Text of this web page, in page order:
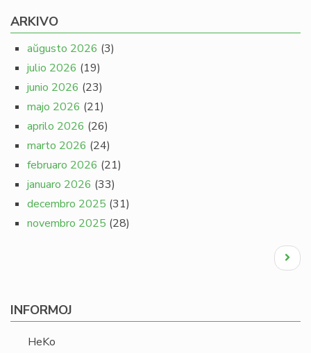
ARKIVO
aŭgusto 2026 (3)
julio 2026 (19)
junio 2026 (23)
majo 2026 (21)
aprilo 2026 (26)
marto 2026 (24)
februaro 2026 (21)
januaro 2026 (33)
decembro 2025 (31)
novembro 2025 (28)
Next
page
INFORMOJ
HeKo